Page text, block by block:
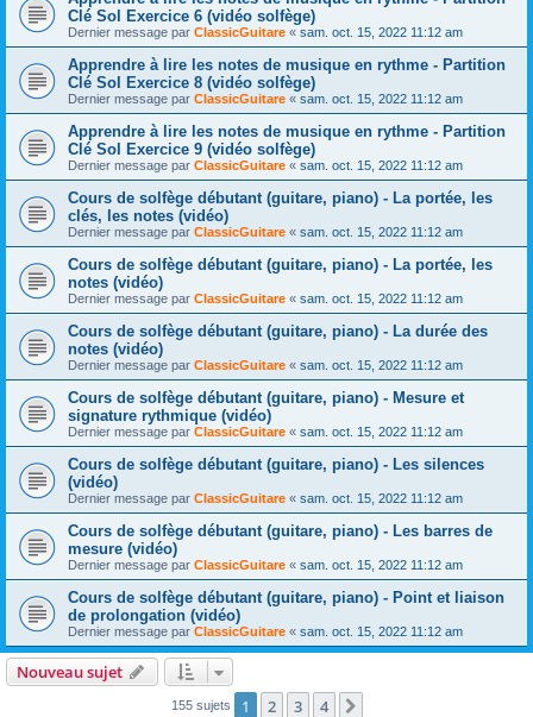
Clé Sol Exercice 6 (vidéo solfège)
Dernier message par ClassicGuitare « sam. oct. 15, 2022 11:12 am
Apprendre à lire les notes de musique en rythme - Partition
Clé Sol Exercice 8 (vidéo solfège)
Dernier message par ClassicGuitare « sam. oct. 15, 2022 11:12 am
Apprendre à lire les notes de musique en rythme - Partition
Clé Sol Exercice 9 (vidéo solfège)
Dernier message par ClassicGuitare « sam. oct. 15, 2022 11:12 am
Cours de solfège débutant (guitare, piano) - La portée, les
clés, les notes (vidéo)
Dernier message par ClassicGuitare « sam. oct. 15, 2022 11:12 am
Cours de solfège débutant (guitare, piano) - La portée, les
notes (vidéo)
Dernier message par ClassicGuitare « sam. oct. 15, 2022 11:12 am
Cours de solfège débutant (guitare, piano) - La durée des
notes (vidéo)
Dernier message par ClassicGuitare « sam. oct. 15, 2022 11:12 am
Cours de solfège débutant (guitare, piano) - Mesure et
signature rythmique (vidéo)
Dernier message par ClassicGuitare « sam. oct. 15, 2022 11:12 am
Cours de solfège débutant (guitare, piano) - Les silences
(vidéo)
Dernier message par ClassicGuitare « sam. oct. 15, 2022 11:12 am
Cours de solfège débutant (guitare, piano) - Les barres de
mesure (vidéo)
Dernier message par ClassicGuitare « sam. oct. 15, 2022 11:12 am
Cours de solfège débutant (guitare, piano) - Point et liaison
de prolongation (vidéo)
Dernier message par ClassicGuitare « sam. oct. 15, 2022 11:12 am
Nouveau sujet
155 sujets 1 2 3 4